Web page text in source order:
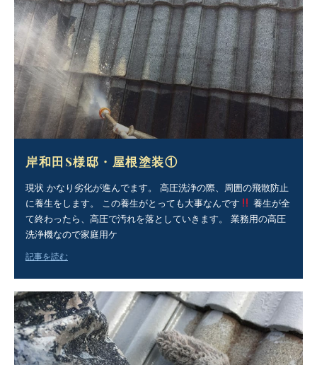
岸和田S様邸・屋根塗装①
現状 かなり劣化が進んでます。 高圧洗浄の際、周囲の飛散防止
に養生をします。 この養生がとっても大事なんです
養生が全
て終わったら、高圧で汚れを落としていきます。 業務用の高圧
洗浄機なので家庭用ケ
記事を読む